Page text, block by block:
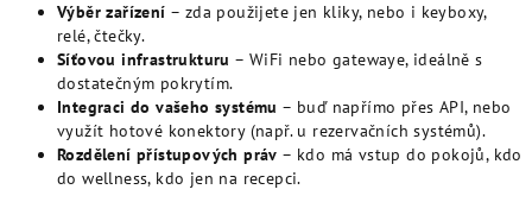
Výběr zařízení – zda použijete jen kliky, nebo i keyboxy,
relé, čtečky.
Síťovou infrastrukturu – WiFi nebo gatewaye, ideálně s
dostatečným pokrytím.
Integraci do vašeho systému – buď napřímo přes API, nebo
využít hotové konektory (např. u rezervačních systémů).
Rozdělení přístupových práv – kdo má vstup do pokojů, kdo
do wellness, kdo jen na recepci.